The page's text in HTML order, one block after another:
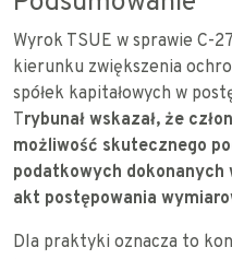
Wyrok TSUE w sprawie C-
kierunku zwiększenia
spółek kapitałowych w
Trybunał wskazał, że
możliwość skutecznego
podatkowych dokonanych
akt postępowania
Dla praktyki oznacza to